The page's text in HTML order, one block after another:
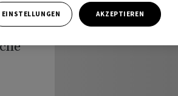
EINSTELLUNGEN AKZEPTIEREN